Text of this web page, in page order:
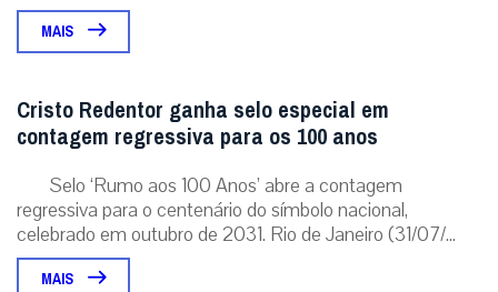
MAIS
Cristo Redentor ganha selo especial em
contagem regressiva para os 100 anos
Selo ‘Rumo aos 100 Anos’ abre a contagem
regressiva para o centenário do símbolo nacional,
celebrado em outubro de 2031. Rio de Janeiro (31/07/...
MAIS